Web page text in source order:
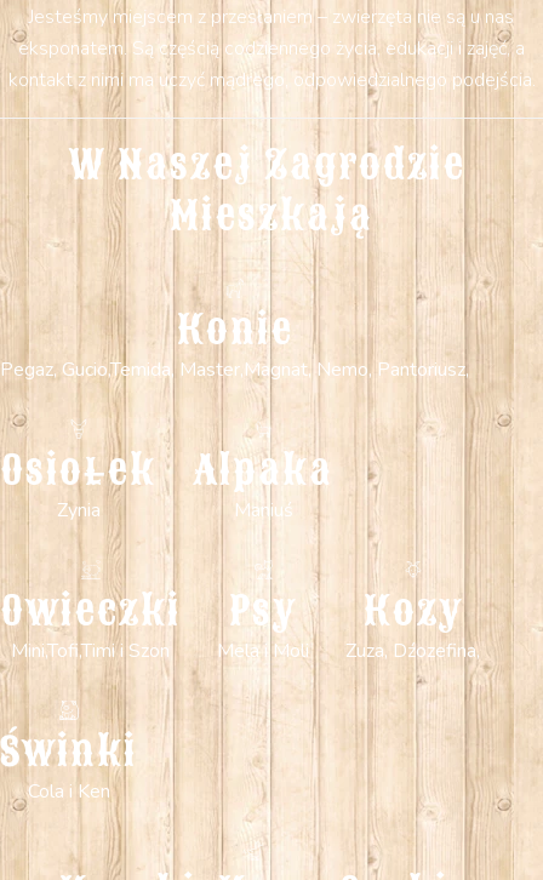
Jesteśmy miejscem z przesłaniem – zwierzęta nie są u nas
eksponatem. Są częścią codziennego życia, edukacji i zajęć, a
kontakt z nimi ma uczyć mądrego, odpowiedzialnego podejścia.
W Naszej Zagrodzie
Mieszkają
Konie
Pegaz, Gucio,Temida, Master,Magnat, Nemo, Pantoriusz,
Osiołek
Zynia
Alpaka
Maniuś
Owieczki
Mini,Tofi,Timi i Szon
Psy
Mela i Moli
Kozy
Zuza, Dźozefina,
Świnki
Cola i Ken